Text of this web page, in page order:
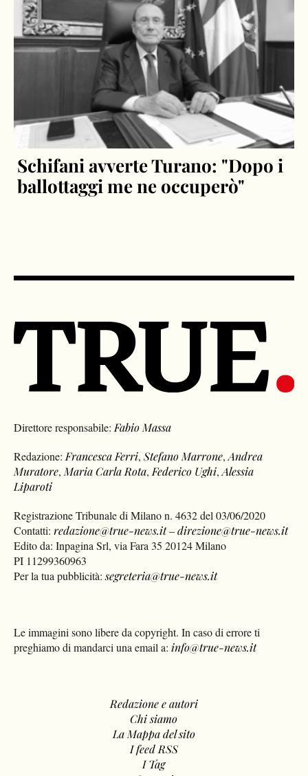
Schifani avverte Turano: "Dopo i
ballottaggi me ne occuperò"
Direttore responsabile:Fabio Massa
Redazione:Francesca Ferri,Stefano Marrone,Andrea
Muratore,Maria Carla Rota,Federico Ughi,Alessia
Liparoti
Registrazione Tribunale di Milano n. 4632 del 03/06/2020
Contatti:redazione@true-news.it–direzione@true-news.it
Edito da: Inpagina Srl, via Fara 35 20124 Milano
PI 11299360963
Per la tua pubblicità:segreteria@true-news.it
Le immagini sono libere da copyright. In caso di errore ti
preghiamo di mandarci una email a: info@true-news.it
Redazione e autori
Chi siamo
La Mappa del sito
I feed RSS
I Tag